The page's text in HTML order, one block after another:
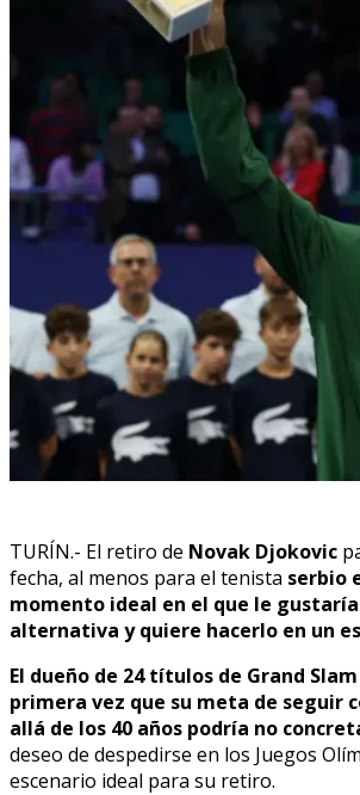
TURÍN.- El retiro de Novak Djokovic
fecha, al menos para el tenista serbio
momento ideal en el que le
alternativa y quiere hacerlo en un
El dueño de 24 títulos de Grand
primera vez que su meta de seguir
allá de los 40 años podría no
deseo de despedirse en los Juegos
escenario ideal para su retiro.